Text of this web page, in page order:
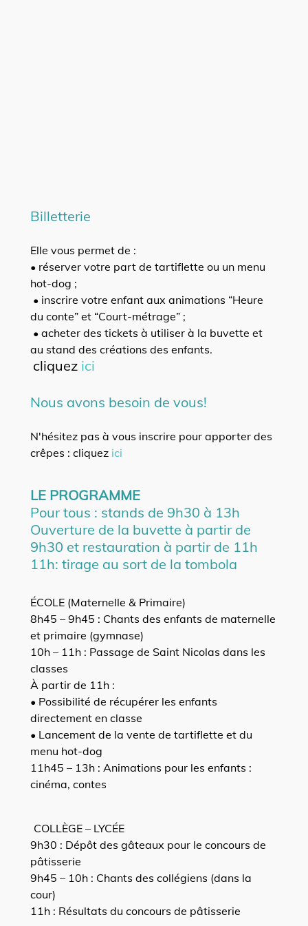
Billetterie
Elle vous permet de :
• réserver votre part de tartiflette ou un menu
hot-dog ;
• inscrire votre enfant aux animations “Heure
du conte” et “Court-métrage” ;
• acheter des tickets à utiliser à la buvette et
au stand des créations des enfants.
cliquez ici
Nous avons besoin de vous!
N'hésitez pas à vous inscrire pour apporter des
crêpes : cliquez ici
LE PROGRAMME
Pour tous : stands de 9h30 à 13h
Ouverture de la buvette à partir de
9h30 et restauration à partir de 11h
11h: tirage au sort de la tombola
COLLÈGE – LYCÉE
9h30 : Dépôt des gâteaux pour le concours de
pâtisserie
9h45 – 10h : Chants des collégiens (dans la
cour)
11h : Résultats du concours de pâtisserie
ÉCOLE (Maternelle & Primaire)
8h45 – 9h45 : Chants des enfants de maternelle
et primaire (gymnase)
10h – 11h : Passage de Saint Nicolas dans les
classes
À partir de 11h :
• Possibilité de récupérer les enfants
directement en classe
• Lancement de la vente de tartiflette et du
menu hot-dog
11h45 – 13h : Animations pour les enfants :
cinéma, contes